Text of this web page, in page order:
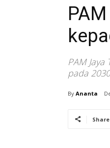
PAM
pada 2030
By Ananta
Share